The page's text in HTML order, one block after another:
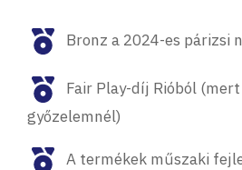
Bronz a 2024-es párizsi
Fair Play-díj Rióból
győzelemnél)
A termékek műszaki